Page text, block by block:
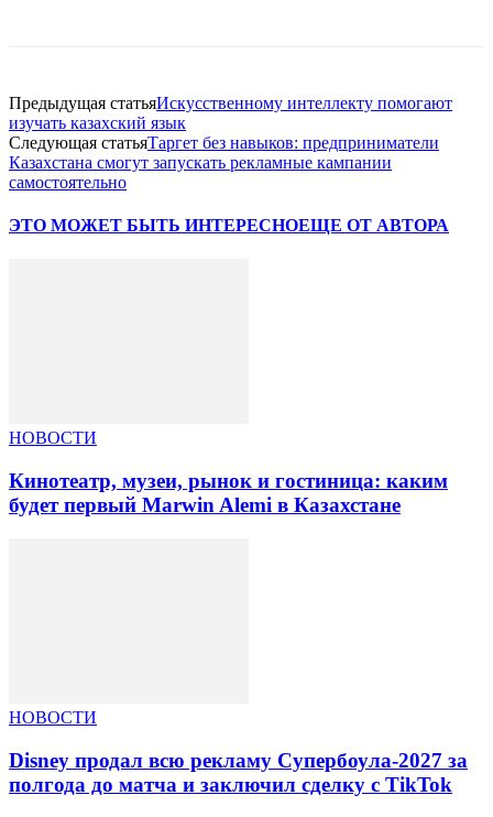
Предыдущая статьяИскусственному интеллекту помогают
изучать казахский язык
Следующая статьяТаргет без навыков: предприниматели
Казахстана смогут запускать рекламные кампании
самостоятельно
ЭТО МОЖЕТ БЫТЬ ИНТЕРЕСНОЕЩЕ ОТ АВТОРА
НОВОСТИ
Кинотеатр, музеи, рынок и гостиница: каким
будет первый Marwin Alemi в Казахстане
НОВОСТИ
Disney продал всю рекламу Супербоула-2027 за
полгода до матча и заключил сделку с TikTok